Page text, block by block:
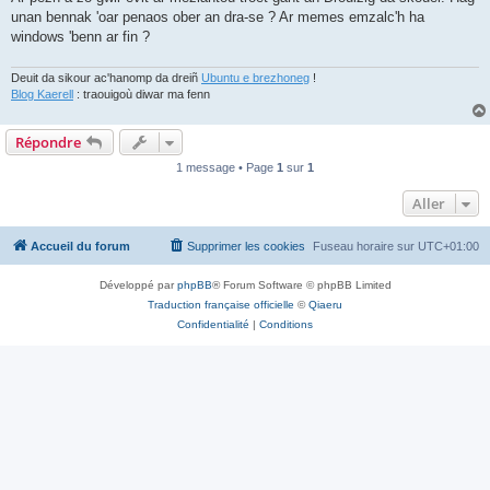
unan bennak 'oar penaos ober an dra-se ? Ar memes emzalc'h ha
windows 'benn ar fin ?
Deuit da sikour ac'hanomp da dreiñ Ubuntu e brezhoneg !
Blog Kaerell : traouigoù diwar ma fenn
Répondre
1 message • Page 1 sur 1
Aller
Accueil du forum Fuseau horaire sur UTC+01:00
Supprimer les cookies
Développé parphpBB® Forum Software © phpBB Limited
Traduction française officielle ©Qiaeru
Confidentialité | Conditions